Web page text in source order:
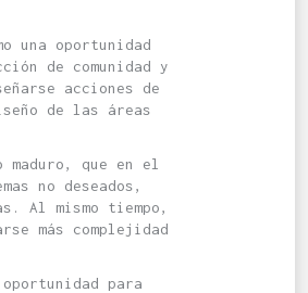
una oportunidad
de comunidad y
acciones de
de las áreas
que en el
no deseados,
Al mismo tiempo,
más complejidad
para